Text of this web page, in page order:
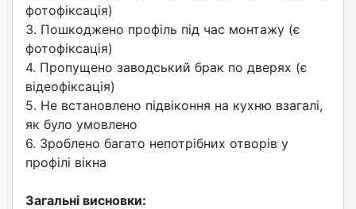
фотофіксація)
3. Пошкоджено профіль під час монтажу (є
фотофіксація)
4. Пропущено заводський брак по дверях (є
відеофіксація)
5. Не встановлено підвіконня на кухню взагалі,
як було умовлено
6. Зроблено багато непотрібних отворів у
профілі вікна
Загальні висновки: